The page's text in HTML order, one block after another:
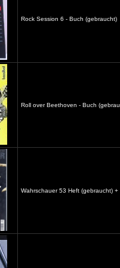
Rock Session 6 - Buch (gebraucht)
Roll over Beethoven - Buch
Wahrschauer 53 Heft (gebraucht) +